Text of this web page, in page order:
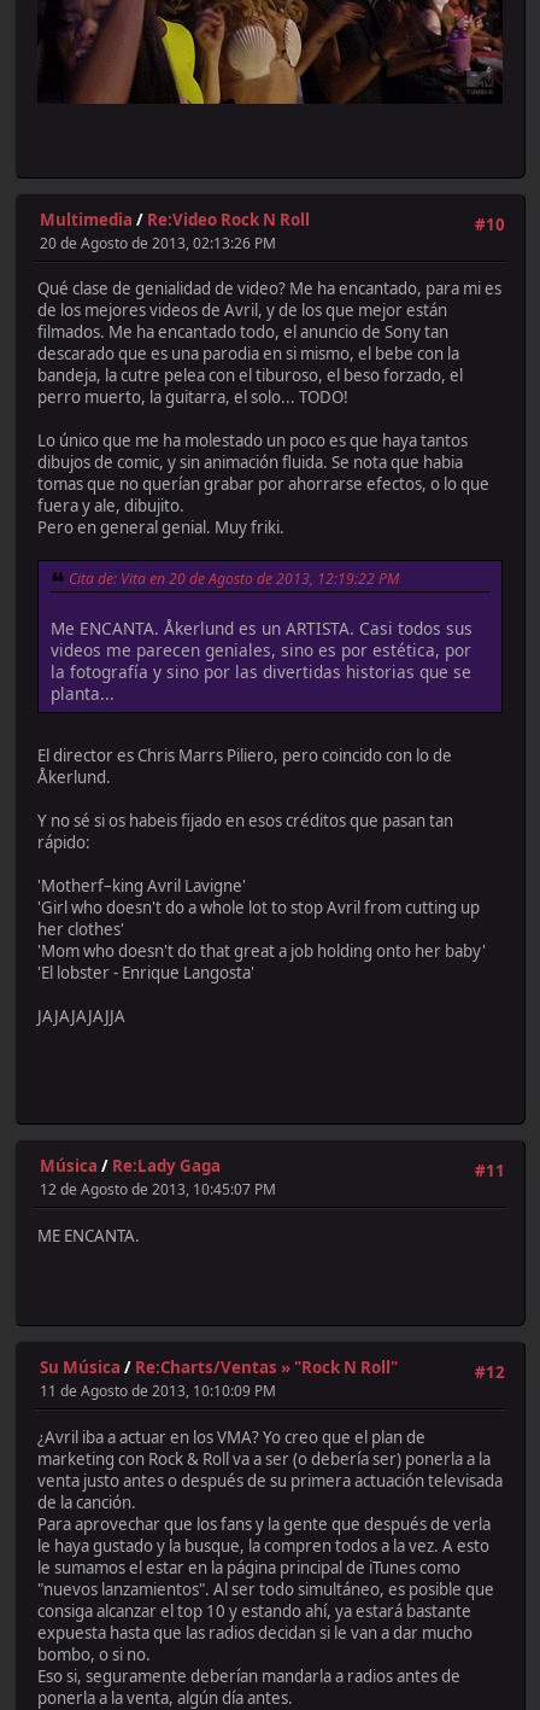
#10
Multimedia / Re:Video Rock N Roll
20 de Agosto de 2013, 02:13:26 PM
Qué clase de genialidad de video? Me ha encantado, para mi es
de los mejores videos de Avril, y de los que mejor están
filmados. Me ha encantado todo, el anuncio de Sony tan
descarado que es una parodia en si mismo, el bebe con la
bandeja, la cutre pelea con el tiburoso, el beso forzado, el
perro muerto, la guitarra, el solo... TODO!
Lo único que me ha molestado un poco es que haya tantos
dibujos de comic, y sin animación fluida. Se nota que habia
tomas que no querían grabar por ahorrarse efectos, o lo que
fuera y ale, dibujito.
Pero en general genial. Muy friki.
Cita de: Vita en 20 de Agosto de 2013, 12:19:22 PM
Me ENCANTA. Åkerlund es un ARTISTA. Casi todos sus
videos me parecen geniales, sino es por estética, por
la fotografía y sino por las divertidas historias que se
planta...
El director es Chris Marrs Piliero, pero coincido con lo de
Åkerlund.
Y no sé si os habeis fijado en esos créditos que pasan tan
rápido:
'Motherf–king Avril Lavigne'
'Girl who doesn't do a whole lot to stop Avril from cutting up
her clothes'
'Mom who doesn't do that great a job holding onto her baby'
'El lobster - Enrique Langosta'
JAJAJAJAJJA
#11
Música / Re:Lady Gaga
12 de Agosto de 2013, 10:45:07 PM
ME ENCANTA.
#12
Su Música / Re:Charts/Ventas » "Rock N Roll"
11 de Agosto de 2013, 10:10:09 PM
¿Avril iba a actuar en los VMA? Yo creo que el plan de
marketing con Rock & Roll va a ser (o debería ser) ponerla a la
venta justo antes o después de su primera actuación televisada
de la canción.
Para aprovechar que los fans y la gente que después de verla
le haya gustado y la busque, la compren todos a la vez. A esto
le sumamos el estar en la página principal de iTunes como
"nuevos lanzamientos". Al ser todo simultáneo, es posible que
consiga alcanzar el top 10 y estando ahí, ya estará bastante
expuesta hasta que las radios decidan si le van a dar mucho
bombo, o si no.
Eso si, seguramente deberían mandarla a radios antes de
ponerla a la venta, algún día antes.